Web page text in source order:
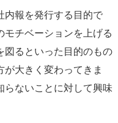
内報を発行する目的で
チベーションを上げる
図るといった目的のもの
大きく変わってきま
らないことに対して興味